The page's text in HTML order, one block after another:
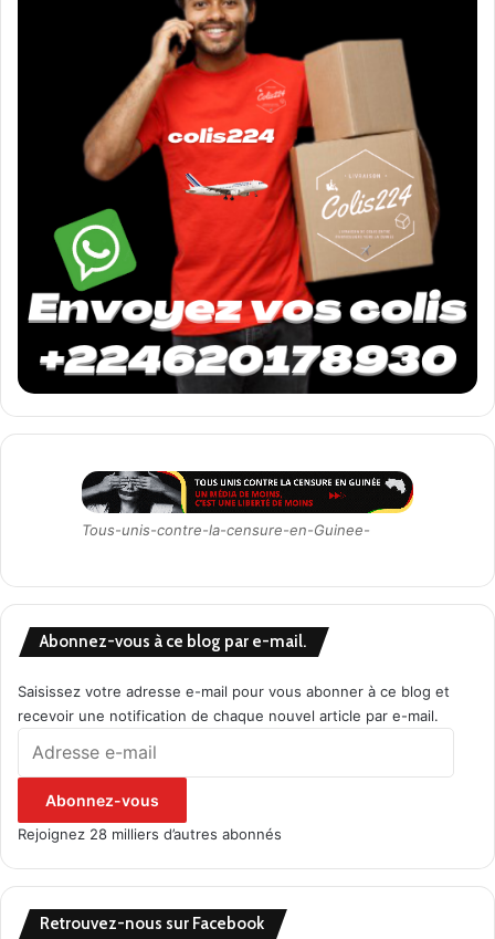
Tous-unis-contre-la-censure-en-Guinee-
Abonnez-vous à ce blog par e-mail.
Saisissez votre adresse e-mail pour vous abonner à ce blog et
recevoir une notification de chaque nouvel article par e-mail.
Abonnez-vous
Rejoignez 28 milliers d’autres abonnés
Retrouvez-nous sur Facebook